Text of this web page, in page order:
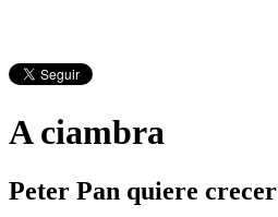
A ciambra
Peter Pan quiere crecer